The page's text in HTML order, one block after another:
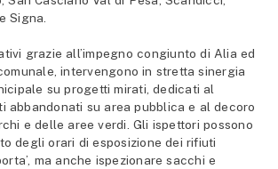
Signa.
grazie all’impegno congiunto di Alia ed
intervengono in stretta sinergia
su progetti mirati, dedicati al
abbandonati su area pubblica e al decoro
e delle aree verdi. Gli ispettori possono
degli orari di esposizione dei rifiuti
ma anche ispezionare sacchi e